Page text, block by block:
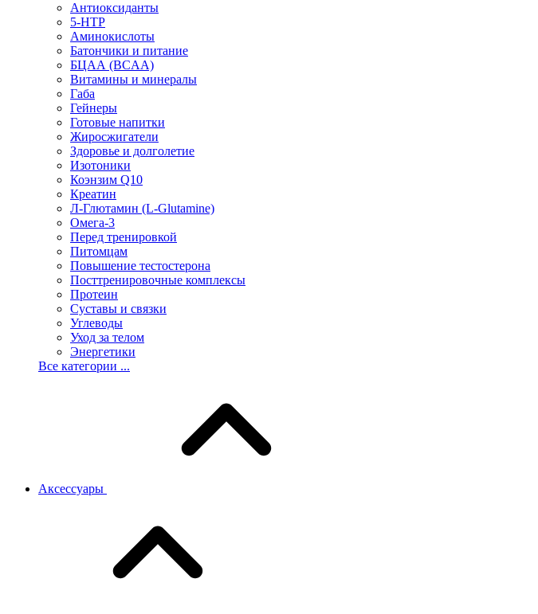
Антиоксиданты
5-HTP
Аминокислоты
Батончики и питание
БЦАА (BCAA)
Витамины и минералы
Габа
Гейнеры
Готовые напитки
Жиросжигатели
Здоровье и долголетие
Изотоники
Коэнзим Q10
Креатин
Л-Глютамин (L-Glutamine)
Омега-3
Перед тренировкой
Питомцам
Повышение тестостерона
Посттренировочные комплексы
Протеин
Суставы и связки
Углеводы
Уход за телом
Энергетики
Все категории ...
Аксессуары